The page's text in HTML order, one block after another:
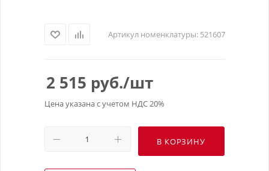
Артикул номенклатуры: 521607
2 515 руб./шт
Цена указана с учетом НДС 20%
В КОРЗИНУ